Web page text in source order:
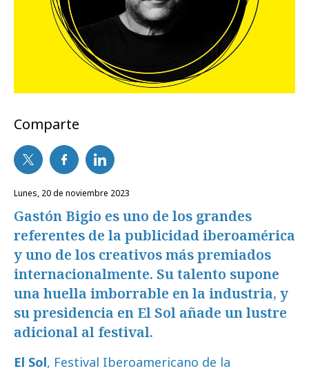
Comparte
lunes, 20 de noviembre 2023
Gastón Bigio es uno de los grandes
referentes de la publicidad iberoamérica
y uno de los creativos más premiados
internacionalmente. Su talento supone
una huella imborrable en la industria, y
su presidencia en El Sol añade un lustre
adicional al festival.
El Sol, Festival Iberoamericano de la